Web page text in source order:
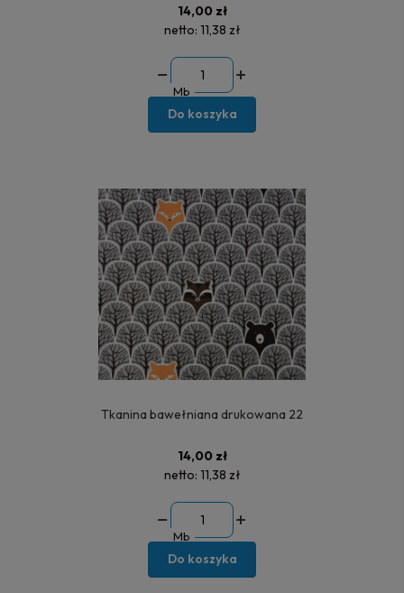
14,00 zł
netto: 11,38 zł
Mb
Do koszyka
Tkanina bawełniana drukowana 22
14,00 zł
netto: 11,38 zł
Mb
Do koszyka